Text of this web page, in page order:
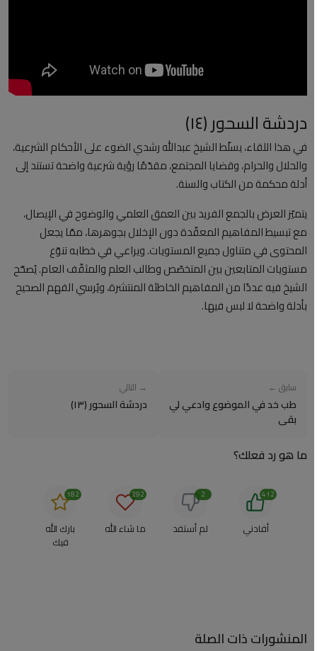
Arabic
دردشة السحور (١٤)
في هذا اللقاء، يسلّط الشيخ عبدالله رشدي الضوء على الأحكام الشرعية،
والحلال والحرام، وقضايا المجتمع، مقدّمًا رؤية شرعية واضحة تستند إلى
أدلة محكمة من الكتاب والسنة.
يتميّز العرض بالجمع الفريد بين العمق العلمي والوضوح في الإيصال،
مع تبسيط المفاهيم المعقّدة دون الإخلال بجوهرها، ممّا يجعل
المحتوى في متناول جميع المستويات. ويراعي في خطابه تنوّع
مستويات المتابعين بين المتخصّص وطالب العلم والمثقّف العام. يُصحّح
الشيخ فيه عددًا من المفاهيم الخاطئة المنتشرة، ويُرسي الفهم الصحيح
بأدلة واضحة لا لبس فيها.
سابق ←
طب خد في الموضوع وادعي لي
بقى
→ التالي
دردشة السحور (١٣)
ما هو رد فعلك؟
أفادني
412
لم أستفد
2
ما شاء الله
292
بارك الله
فيك
182
المنشورات ذات الصلة